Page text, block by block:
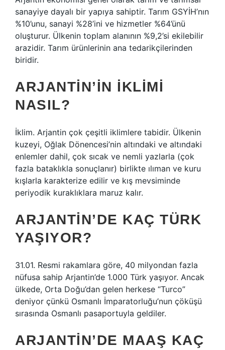
sanayiye dayalı bir yapıya sahiptir. Tarım GSYİH’nın
%10’unu, sanayi %28’ini ve hizmetler %64’ünü
oluşturur. Ülkenin toplam alanının %9,2’si ekilebilir
arazidir. Tarım ürünlerinin ana tedarikçilerinden
biridir.
ARJANTIN’IN IKLIMI
NASIL?
İklim. Arjantin çok çeşitli iklimlere tabidir. Ülkenin
kuzeyi, Oğlak Dönencesi’nin altındaki ve altındaki
enlemler dahil, çok sıcak ve nemli yazlarla (çok
fazla bataklıkla sonuçlanır) birlikte ılıman ve kuru
kışlarla karakterize edilir ve kış mevsiminde
periyodik kuraklıklara maruz kalır.
ARJANTIN’DE KAÇ TÜRK
YAŞIYOR?
31.01. Resmi rakamlara göre, 40 milyondan fazla
nüfusa sahip Arjantin’de 1.000 Türk yaşıyor. Ancak
ülkede, Orta Doğu’dan gelen herkese “Turco”
deniyor çünkü Osmanlı İmparatorluğu’nun çöküşü
sırasında Osmanlı pasaportuyla geldiler.
ARJANTIN’DE MAAŞ KAÇ